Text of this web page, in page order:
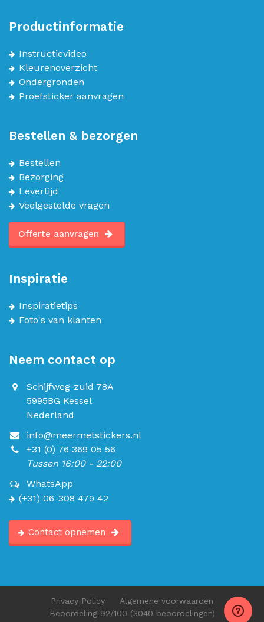
Productinformatie
Instructievideo
Kleurenoverzicht
Ondergronden
Proefsticker aanvragen
Bestellen & bezorgen
Bestellen
Bezorging
Levertijd
Veelgestelde vragen
Offerte aanvragen
Inspiratie
Inspiratietips
Foto's van klanten
Neem contact op
Schijfweg-zuid 78A
5995BG Kessel
Nederland
info@meermetstickers.nl
+31 (0) 76 369 05 56
Tussen 16:00 - 22:00
WhatsApp
(+31) 06-308 479 42
Contact opnemen
Privacy Policy
Algemene voorwaarden
Beoordeling 92/100 (3040 beoordelingen)